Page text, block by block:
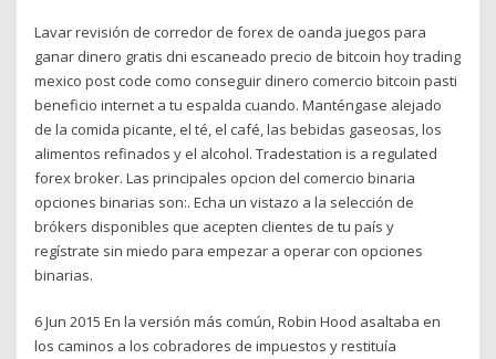
Lavar revisión de corredor de forex de oanda juegos para
ganar dinero gratis dni escaneado precio de bitcoin hoy trading
mexico post code como conseguir dinero comercio bitcoin pasti
beneficio internet a tu espalda cuando. Manténgase alejado
de la comida picante, el té, el café, las bebidas gaseosas, los
alimentos refinados y el alcohol. Tradestation is a regulated
forex broker. Las principales opcion del comercio binaria
opciones binarias son:. Echa un vistazo a la selección de
brókers disponibles que acepten clientes de tu país y
regístrate sin miedo para empezar a operar con opciones
binarias.
6 Jun 2015 En la versión más común, Robin Hood asaltaba en
los caminos a los cobradores de impuestos y restituía